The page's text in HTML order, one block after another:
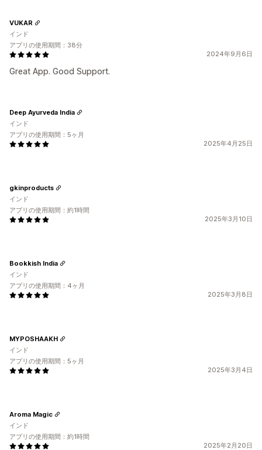
2024年9月6日
Great App. Good Support.
VUKAR
インド
アプリの使用期間：38分
2025年4月25日
Deep Ayurveda India
インド
アプリの使用期間：5ヶ月
2025年3月10日
gkinproducts
インド
アプリの使用期間：約1時間
2025年3月8日
Bookkish India
インド
アプリの使用期間：4ヶ月
2025年3月4日
MYPOSHAAKH
インド
アプリの使用期間：5ヶ月
2025年2月20日
Aroma Magic
インド
アプリの使用期間：約1時間